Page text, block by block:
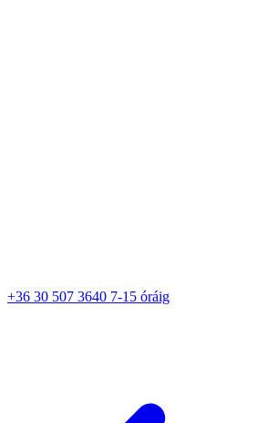
+36 30 507 3640 7-15 óráig